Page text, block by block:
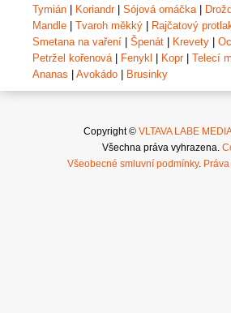
Tymián | Koriandr| Sójová omáčka |
Mandle | Tvaroh měkký | Rajčatový
Smetana na vaření | Špenát | Krevety |
Petržel kořenová | Fenykl | Kopr| Telecí
Ananas | Avokádo | Brusinky
Copyright © VLTAVA LABE MEDIA
Všechna práva vyhrazena.
Všeobecné smluvní podmínky.